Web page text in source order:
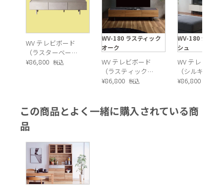
全体的に節のある木材を使用することで、木の持つあたたかな
素材感を大切に生かしたデザイン。
WV テレビボード
（ラスターベージ
ュ）
¥86,800 税込
WV-180 ラスティック
オーク
WV テレビボード
（ラスティックオ
ーク）
¥86,800 税込
WV-180 シルキ
シュ
WV テレビボ
（シルキーア
ュ）
¥86,800
この商品とよく一緒に購入されている商
品